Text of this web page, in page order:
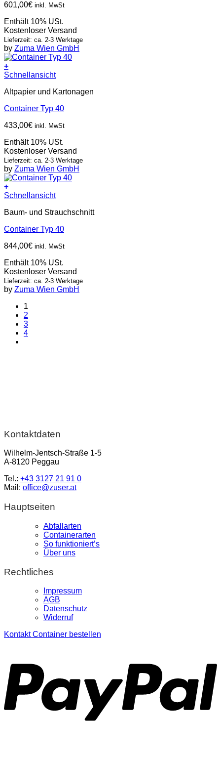
601,00€ inkl. MwSt
Enthält 10% USt.
Kostenloser Versand
Lieferzeit: ca. 2-3 Werktage
by Zuma Wien GmbH
+
Schnellansicht
Altpapier und Kartonagen
Container Typ 40
433,00€ inkl. MwSt
Enthält 10% USt.
Kostenloser Versand
Lieferzeit: ca. 2-3 Werktage
by Zuma Wien GmbH
+
Schnellansicht
Baum- und Strauchschnitt
Container Typ 40
844,00€ inkl. MwSt
Enthält 10% USt.
Kostenloser Versand
Lieferzeit: ca. 2-3 Werktage
by Zuma Wien GmbH
1
2
3
4
Kontaktdaten
Wilhelm-Jentsch-Straße 1-5
A-8120 Peggau
Tel.: +43 3127 21 91 0
Mail: office@zuser.at
Hauptseiten
Abfallarten
Containerarten
So funktioniert’s
Über uns
Rechtliches
Impressum
AGB
Datenschutz
Widerruf
Kontakt Container bestellen